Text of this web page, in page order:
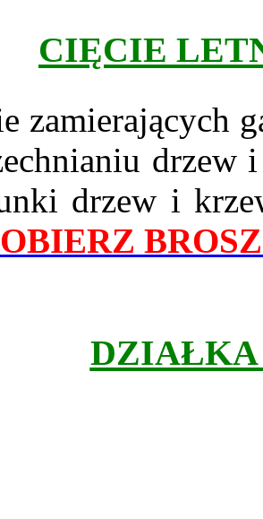
CIĘCIE
zamierających
drzew
drzew i
DZIAŁKA